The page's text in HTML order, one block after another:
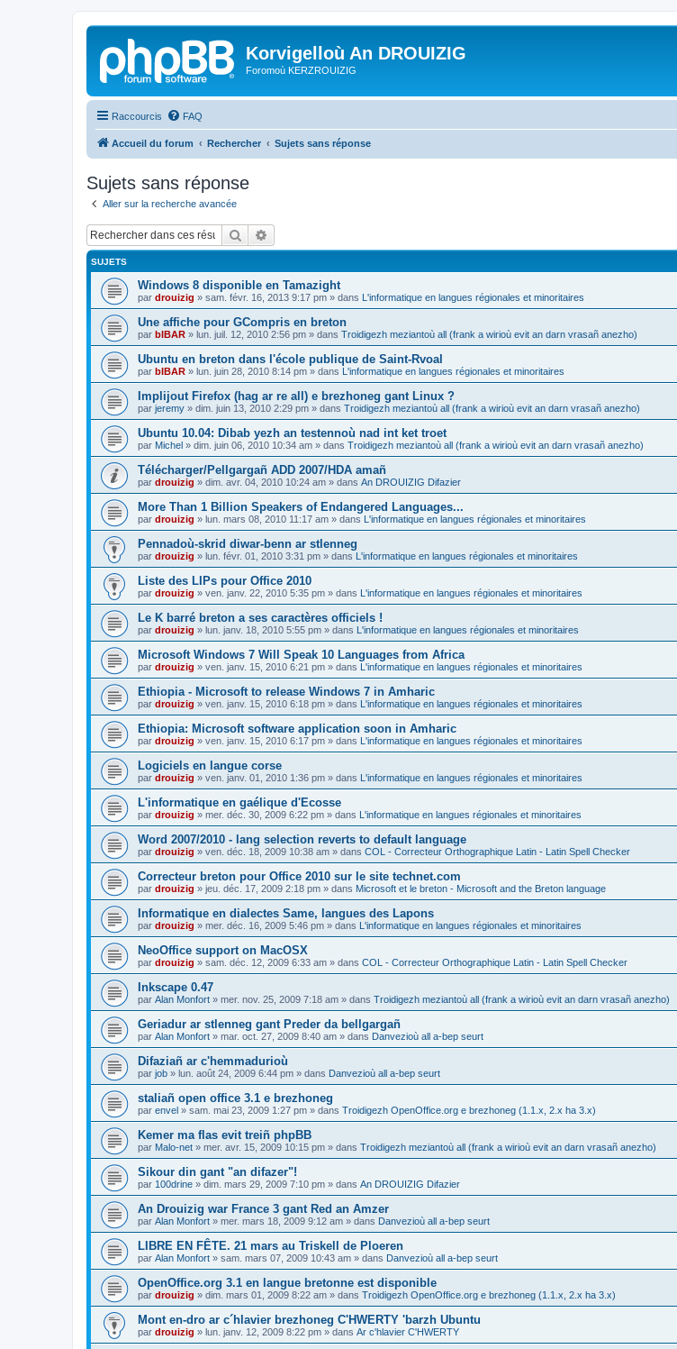
Korvigelloù An DROUIZIG
Foromoù KERZROUIZIG
Raccourcis FAQ
Accueil du forum Rechercher Sujets sans réponse
Sujets sans réponse
Aller sur la recherche avancée
Rechercher
SUJETS
Windows 8 disponible en Tamazight
par drouizig » sam. févr. 16, 2013 9:17 pm » dans L'informatique en langues régionales et minoritaires
Une affiche pour GCompris en breton
par bIBAR » lun. juil. 12, 2010 2:56 pm » dans Troidigezh meziantoù all (frank a wirioù evit an darn vrasañ anezho)
Ubuntu en breton dans l'école publique de Saint-Rvoal
par bIBAR » lun. juin 28, 2010 8:14 pm » dans L'informatique en langues régionales et minoritaires
Implijout Firefox (hag ar re all) e brezhoneg gant Linux ?
par jeremy » dim. juin 13, 2010 2:29 pm » dans Troidigezh meziantoù all (frank a wirioù evit an darn vrasañ anezho)
Ubuntu 10.04: Dibab yezh an testennoù nad int ket troet
par Michel » dim. juin 06, 2010 10:34 am » dans Troidigezh meziantoù all (frank a wirioù evit an darn vrasañ anezho)
Télécharger/Pellgargañ ADD 2007/HDA amañ
par drouizig » dim. avr. 04, 2010 10:24 am » dans An DROUIZIG Difazier
More Than 1 Billion Speakers of Endangered Languages...
par drouizig » lun. mars 08, 2010 11:17 am » dans L'informatique en langues régionales et minoritaires
Pennadoù-skrid diwar-benn ar stlenneg
par drouizig » lun. févr. 01, 2010 3:31 pm » dans L'informatique en langues régionales et minoritaires
Liste des LIPs pour Office 2010
par drouizig » ven. janv. 22, 2010 5:35 pm » dans L'informatique en langues régionales et minoritaires
Le K barré breton a ses caractères officiels !
par drouizig » lun. janv. 18, 2010 5:55 pm » dans L'informatique en langues régionales et minoritaires
Microsoft Windows 7 Will Speak 10 Languages from Africa
par drouizig » ven. janv. 15, 2010 6:21 pm » dans L'informatique en langues régionales et minoritaires
Ethiopia - Microsoft to release Windows 7 in Amharic
par drouizig » ven. janv. 15, 2010 6:18 pm » dans L'informatique en langues régionales et minoritaires
Ethiopia: Microsoft software application soon in Amharic
par drouizig » ven. janv. 15, 2010 6:17 pm » dans L'informatique en langues régionales et minoritaires
Logiciels en langue corse
par drouizig » ven. janv. 01, 2010 1:36 pm » dans L'informatique en langues régionales et minoritaires
L'informatique en gaélique d'Ecosse
par drouizig » mer. déc. 30, 2009 6:22 pm » dans L'informatique en langues régionales et minoritaires
Word 2007/2010 - lang selection reverts to default language
par drouizig » ven. déc. 18, 2009 10:38 am » dans COL - Correcteur Orthographique Latin - Latin Spell Checker
Correcteur breton pour Office 2010 sur le site technet.com
par drouizig » jeu. déc. 17, 2009 2:18 pm » dans Microsoft et le breton - Microsoft and the Breton language
Informatique en dialectes Same, langues des Lapons
par drouizig » mer. déc. 16, 2009 5:46 pm » dans L'informatique en langues régionales et minoritaires
NeoOffice support on MacOSX
par drouizig » sam. déc. 12, 2009 6:33 am » dans COL - Correcteur Orthographique Latin - Latin Spell Checker
Inkscape 0.47
par Alan Monfort » mer. nov. 25, 2009 7:18 am » dans Troidigezh meziantoù all (frank a wirioù evit an darn vrasañ anezho)
Geriadur ar stlenneg gant Preder da bellgargañ
par Alan Monfort » mar. oct. 27, 2009 8:40 am » dans Danvezioù all a-bep seurt
Difaziañ ar c'hemmadurioù
par job » lun. août 24, 2009 6:44 pm » dans Danvezioù all a-bep seurt
staliañ open office 3.1 e brezhoneg
par envel » sam. mai 23, 2009 1:27 pm » dans Troidigezh OpenOffice.org e brezhoneg (1.1.x, 2.x ha 3.x)
Kemer ma flas evit treiñ phpBB
par Malo-net » mer. avr. 15, 2009 10:15 pm » dans Troidigezh meziantoù all (frank a wirioù evit an darn vrasañ anezho)
Sikour din gant "an difazer"!
par 100drine » dim. mars 29, 2009 7:10 pm » dans An DROUIZIG Difazier
An Drouizig war France 3 gant Red an Amzer
par Alan Monfort » mer. mars 18, 2009 9:12 am » dans Danvezioù all a-bep seurt
LIBRE EN FÊTE. 21 mars au Triskell de Ploeren
par Alan Monfort » sam. mars 07, 2009 10:43 am » dans Danvezioù all a-bep seurt
OpenOffice.org 3.1 en langue bretonne est disponible
par drouizig » dim. mars 01, 2009 8:22 am » dans Troidigezh OpenOffice.org e brezhoneg (1.1.x, 2.x ha 3.x)
Mont en-dro ar c´hlavier brezhoneg C'HWERTY 'barzh Ubuntu
par drouizig » lun. janv. 12, 2009 8:22 pm » dans Ar c'hlavier C'HWERTY